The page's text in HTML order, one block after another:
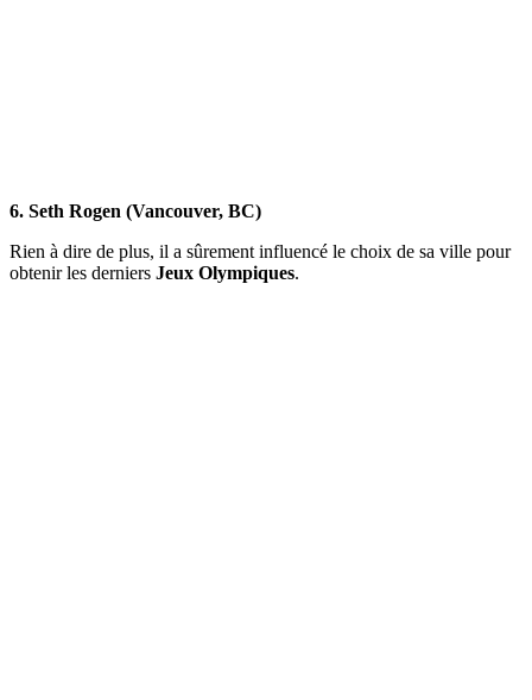
6. Seth Rogen (Vancouver, BC)
Rien à dire de plus, il a sûrement influencé le choix de sa ville pour
obtenir les derniers Jeux Olympiques.